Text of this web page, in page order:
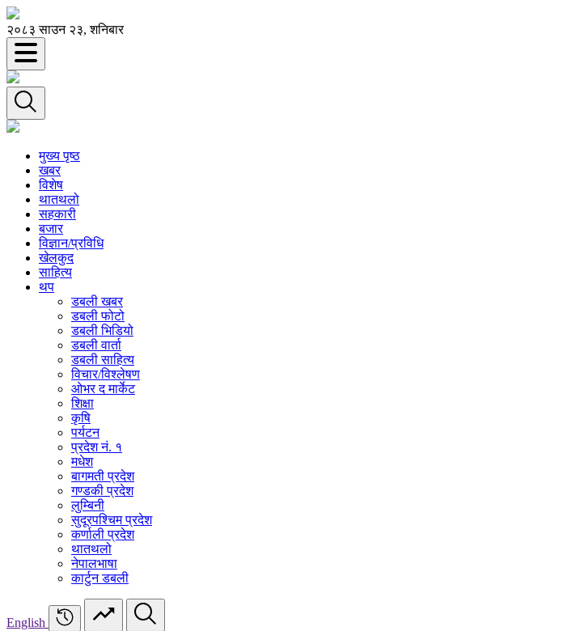
२०८३ साउन २३, शनिबार
मुख्य पृष्ठ
खबर
विशेष
थातथलो
सहकारी
बजार
विज्ञान/प्रविधि
खेलकुद
साहित्य
थप
डबली खबर
डबली फोटो
डबली भिडियो
डबली वार्ता
डबली साहित्य
विचार/विश्‍लेषण
ओभर द मार्केट
शिक्षा
कृषि
पर्यटन
प्रदेश नं. १
मधेश
बागमती प्रदेश
गण्डकी प्रदेश
लुम्बिनी
सुदूरपश्चिम प्रदेश
कर्णाली प्रदेश
थातथलो
नेपालभाषा
कार्टुन डबली
English